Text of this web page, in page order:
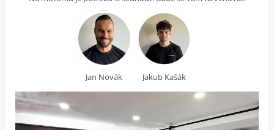
Jan Novák Jakub Kašák